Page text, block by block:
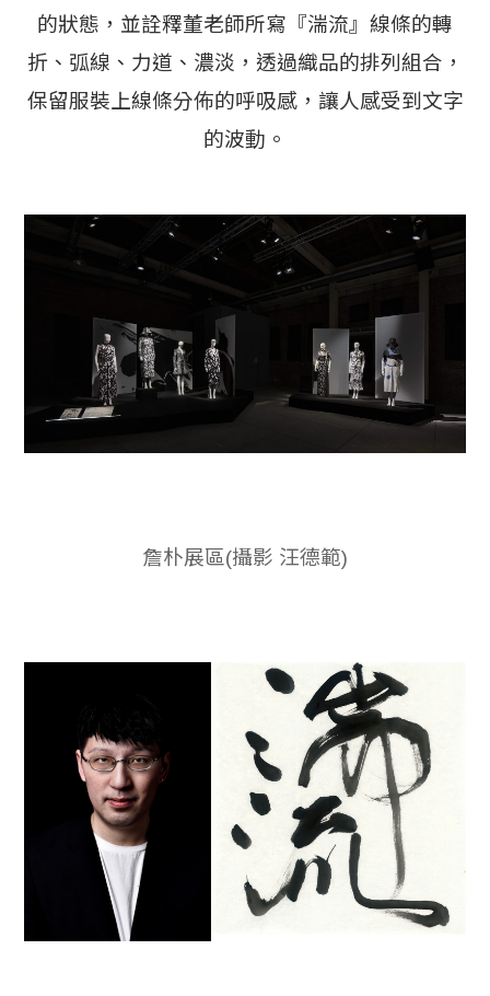
的狀態，並詮釋董老師所寫『湍流』線條的轉
折、弧線、力道、濃淡，透過織品的排列組合，
保留服裝上線條分佈的呼吸感，讓人感受到文字
的波動。
詹朴展區(攝影 汪德範)